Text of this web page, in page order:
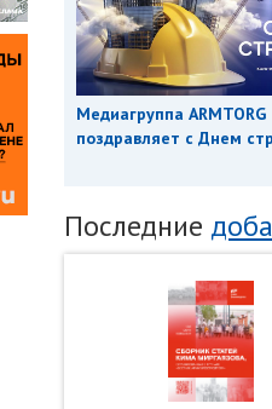
Медиагруппа ARMTORG
поздравляет с Днем
Последние